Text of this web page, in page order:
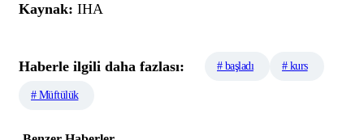
Kaynak: IHA
Haberle ilgili daha fazlası: # başladı # kurs
# Müftülük